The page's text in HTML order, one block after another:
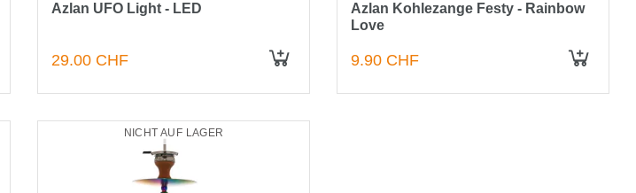
Azlan UFO Light - LED
29.00 CHF
Azlan Kohlezange Festy - Rainbow
Love
9.90 CHF
NICHT AUF LAGER